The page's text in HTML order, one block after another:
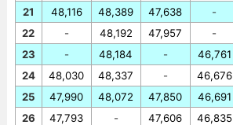
21
22
23
24
25
26
48,116
-
-
48,030
47,990
47,793
48,389
48,192
48,184
48,337
48,072
-
47,638
47,957
-
-
47,850
47,606
-
-
46,761
46,676
46,691
46,835